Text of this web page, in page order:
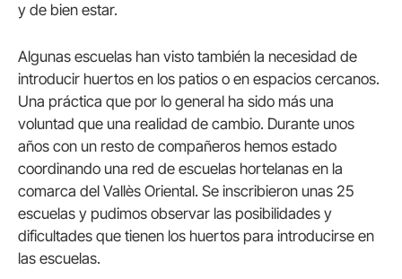
y de bien estar.
Algunas escuelas han visto también la necesidad de
introducir huertos en los patios o en espacios cercanos.
Una práctica que por lo general ha sido más una
voluntad que una realidad de cambio. Durante unos
años con un resto de compañeros hemos estado
coordinando una red de escuelas hortelanas en la
comarca del Vallès Oriental. Se inscribieron unas 25
escuelas y pudimos observar las posibilidades y
dificultades que tienen los huertos para introducirse en
las escuelas.